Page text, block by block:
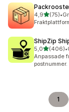
4,9av 5(75)
75 •
ShipZip
5,0av 5(406)
406 •
Anpassade
postnummer.
1